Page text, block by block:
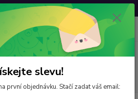
sleva: 20 % s kódemVAVRINEC20
Menu
CZK 0
za
slevu!
první objednávku. Stačí zadat váš email: